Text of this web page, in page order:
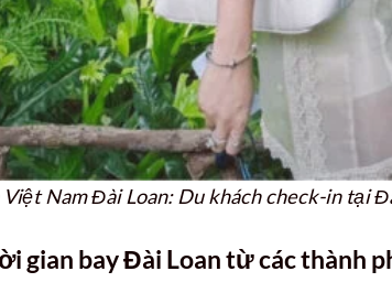
Việt Nam Đài Loan: Du khách check-in tại
gian bay Đài Loan từ các thành